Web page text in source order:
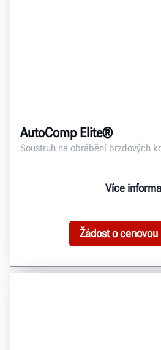
AutoComp Elite®
Soustruh na obrábění brzdových
Více
Žádost o cenovou